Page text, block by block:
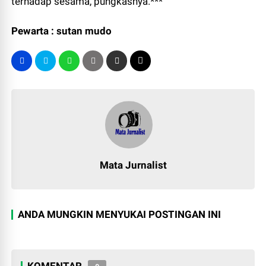
Pewarta : sutan mudo
Mata Jurnalist
ANDA MUNGKIN MENYUKAI POSTINGAN INI